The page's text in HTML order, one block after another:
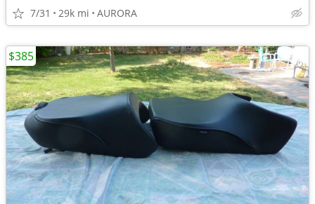
7/31 29k mi AURORA
$385